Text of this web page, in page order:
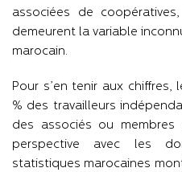
associées de
demeurent la variable
marocain.
Pour s’en tenir aux chiffres,
% des travailleurs
des associés ou membres
perspective avec les
statistiques marocaines